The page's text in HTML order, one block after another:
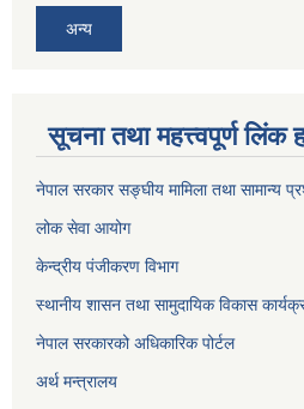
अन्य
सूचना तथा महत्त्वपूर्ण लिंक
नेपाल सरकार सङ्घीय मामिला तथा सामान्य
लोक सेवा आयोग
केन्द्रीय पंजीकरण विभाग
स्थानीय शासन तथा सामुदायिक विकास
नेपाल सरकारको अधिकारिक पोर्टल
अर्थ मन्त्रालय